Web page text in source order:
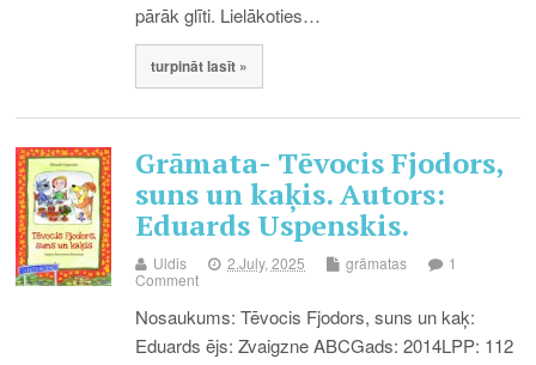
pārāk glīti. Lielākoties…
turpināt lasīt »
Grāmata- Tēvocis Fjodors,
suns un kaķis. Autors:
Eduards Uspenskis.
Uldis 2.July, 2025 grāmatas
1
Comment
Nosaukums: Tēvocis Fjodors, suns un kaķ:
Eduards ējs: Zvaigzne ABCGads: 2014LPP: 112